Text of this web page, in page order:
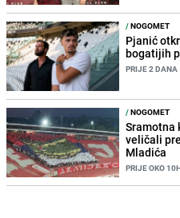
/NOGOMET
Pjanić
bogatijih
PRIJE 2 DANA
/NOGOMET
Sramotna
veličali
Mladića
PRIJE OKO